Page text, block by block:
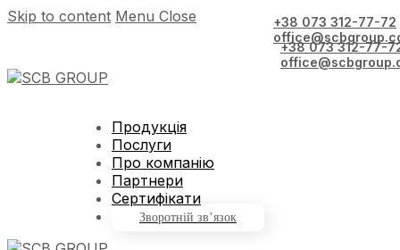
Skip to content Menu Close
+38 073 312-77-
Продукція
Послуги
Про компанію
Партнери
Сертифікати
Зворотній зв’язок
+38 073 312-77-72